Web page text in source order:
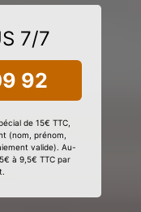
7/7
92
de 15€ TTC,
(nom, prénom,
valide). Au-
à 9,5€ TTC par